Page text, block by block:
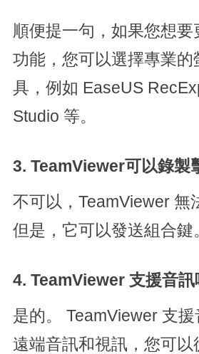
順便提一句，如果您想要
功能，您可以選擇專業的
具，例如 EaseUS
Studio 等。
3. TeamViewer可以錄製
不可以，TeamViewer 無
但是，它可以發送組合鍵
4. TeamViewer 支援音訊
是的。 TeamViewer 支
遠端音訊和視訊，您可以